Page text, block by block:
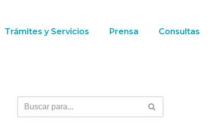
Trámites y Servicios Prensa Consultas